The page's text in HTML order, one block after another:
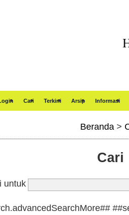
Cari Terkini Arsip Informasi
Beranda>
Cari
untuk